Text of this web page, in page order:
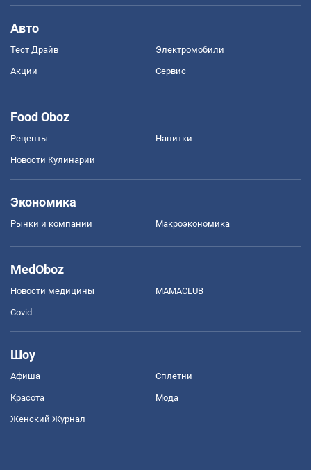
Авто
Тест Драйв Электромобили
Акции Сервис
Food Oboz
Рецепты Напитки
Новости Кулинарии
Экономика
Рынки и компании Mакроэкономика
MedOboz
Новости медицины MAMACLUB
Covid
Шоу
Афиша Сплетни
Красота Мода
Женский Журнал